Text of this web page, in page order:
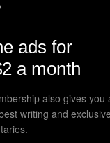
koja se u
ads for
a month
also gives you
writing and